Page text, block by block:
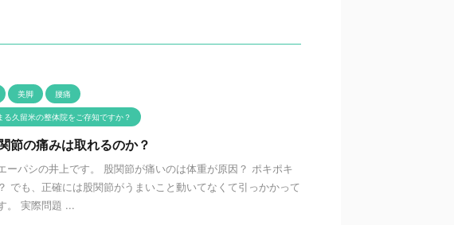
美脚 腰痛
久留米の整体院をご存知ですか？
節の痛みは取れるのか？
ーパシの井上です。 股関節が痛いのは体重が原因？ ポキポキ
でも、正確には股関節がうまいこと動いてなくて引っかかって
。 実際問題 ...